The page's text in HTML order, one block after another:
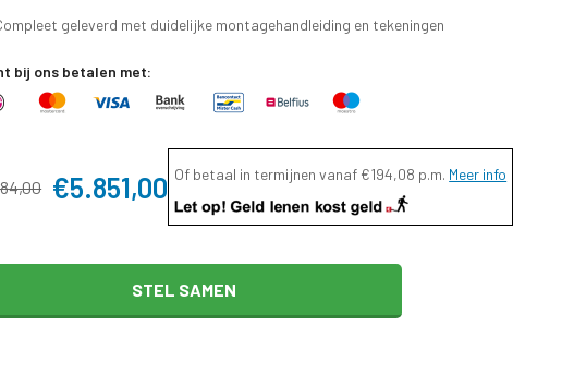
geleverd met duidelijke montagehandleiding en tekeningen
bij ons betalen met:
€5.851,00 Of betaal in termijnen vanaf €194,08 p.m. Meer info
STEL SAMEN